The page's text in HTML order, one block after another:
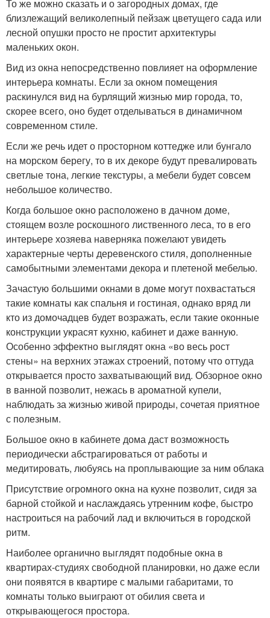
То же можно сказать и о загородных домах, где
близлежащий великолепный пейзаж цветущего сада или
лесной опушки просто не простит архитектуры
маленьких окон.
Вид из окна непосредственно повлияет на оформление
интерьера комнаты. Если за окном помещения
раскинулся вид на бурлящий жизнью мир города, то,
скорее всего, оно будет отделываться в динамичном
современном стиле.
Если же речь идет о просторном коттедже или бунгало
на морском берегу, то в их декоре будут превалировать
светлые тона, легкие текстуры, а мебели будет совсем
небольшое количество.
Когда большое окно расположено в дачном доме,
стоящем возле роскошного лиственного леса, то в его
интерьере хозяева наверняка пожелают увидеть
характерные черты деревенского стиля, дополненные
самобытными элементами декора и плетеной мебелью.
Зачастую большими окнами в доме могут похвастаться
такие комнаты как спальня и гостиная, однако вряд ли
кто из домочадцев будет возражать, если такие оконные
конструкции украсят кухню, кабинет и даже ванную.
Особенно эффектно выглядят окна «во весь рост
стены» на верхних этажах строений, потому что оттуда
открывается просто захватывающий вид. Обзорное окно
в ванной позволит, нежась в ароматной купели,
наблюдать за жизнью живой природы, сочетая приятное
с полезным.
Большое окно в кабинете дома даст возможность
периодически абстрагироваться от работы и
медитировать, любуясь на проплывающие за ним облака
Присутствие огромного окна на кухне позволит, сидя за
барной стойкой и наслаждаясь утренним кофе, быстро
настроиться на рабочий лад и включиться в городской
ритм.
Наиболее органично выглядят подобные окна в
квартирах-студиях свободной планировки, но даже если
они появятся в квартире с малыми габаритами, то
комнаты только выиграют от обилия света и
открывающегося простора.